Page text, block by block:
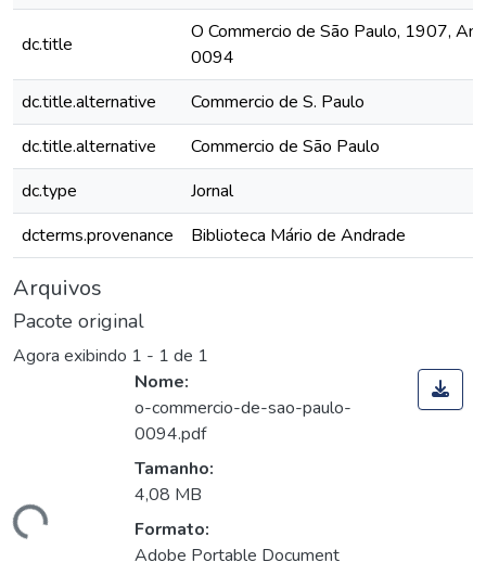
dc.title
O Commercio de São Paulo, 1907,
0094
dc.title.alternative
Commercio de S. Paulo
dc.title.alternative
Commercio de São Paulo
dc.type
Jornal
dcterms.provenance
Biblioteca Mário de Andrade
Arquivos
Pacote original
Agora exibindo 1 - 1 de 1
Nome:
o-commercio-de-sao-paulo-
0094.pdf
Tamanho:
4,08 MB
Formato:
Adobe Portable Document